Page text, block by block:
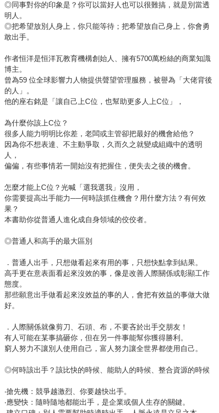
◎同事對你的印象是？你可以當好人也可以很難搞，就是別當透
明人。
◎把希望放別人身上，你只能等待；把希望放自己身上，你會勇
敢出手。
作者恒洋是恒洋瓦教育機構創始人、擁有5700萬粉絲的商業知識
博主。
曾為59 位全球影響力人物提供聲望管理服務，被譽為「大佬背後
的人」。
他的座右銘是「讓自己上C位，也幫助更多人上C位」，
為什麼你該上C位？
很多人能力明明比你差，老闆或主管卻把最好的機會給他？
因為你不想表達、不主動爭取，久而久之就變成組織中的透明
人，
偏偏，有些事情若一開始沒有把握住，便失去之後的機會。
怎麼才能上C位？光喊「選我選我」沒用，
你需要提高出手能力──何時該抓住機會？用什麼方法？有何效
果？
本書助你從普通人進化成自身領域的佼佼者。
◎普通人和高手的最大區別
．普通人出手，只想做看起來有用的事，只想快點拿到結果。
高手更在意表面看起來沒效的事，像是改善人際關係或彰顯工作
態度。
那些願意出手做看起來沒效益的事的人，會把有效益的事做大做
好。
．人際關係就像剪刀、石頭、布，不要吝於出手交朋友！
有人可能在某事搞砸你，但在另一件事能幫你獲得勝利。
窮人努力不讓別人使用自己，富人努力讓全世界都使用自己。
◎何時該出手？該比快的時候、能助人的時候、整合資源的時候
‧搶先機：競爭越激烈、你要越快出手。
‧應變快：隨時隨地都能出手，是企業或個人生存的關鍵。